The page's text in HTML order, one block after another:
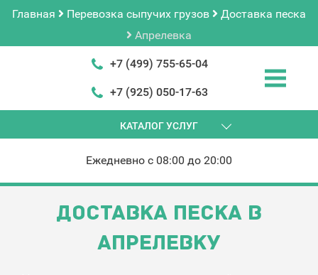
Главная Перевозка сыпучих грузов
Доставка песка
Апрелевка
+7 (499) 755-65-04
+7 (925) 050-17-63
КАТАЛОГ УСЛУГ
Ежедневно с 08:00 до 20:00
ДОСТАВКА ПЕСКА В
АПРЕЛЕВКУ